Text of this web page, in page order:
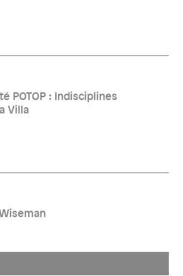
POTOP : Indisciplines
Villa